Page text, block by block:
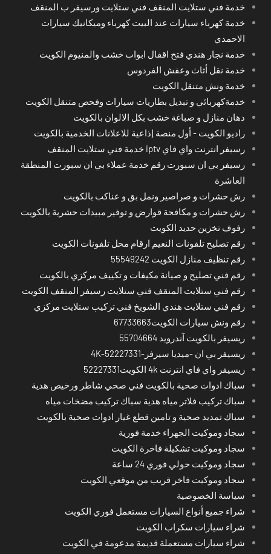
خدمة فني ستلايت المنقف فني ستلايت ورسيفر ب المنقف
خدمة كهرباء سيارات عند البيت كهرباء وميكانيك سيارات
الاحمدي
خدمة نجار هندي فتح اقفال ابواب خشب والمنيوم الكويت
خدمة نقل أثاث وعفش الفردوس
خدمة ونش متنقل الكويت
خدمةكهربائي و تبديل بطاريات سيارات وفحص متنقل الكويت
دهان منازل و صباغة خشب بكل الالوان بالكويت
راديو الكويت - أول منصة إذاعية للاعلانات الخدمية بالكويت
رسيفر انترنت واي فاي iptv خدمة فني ستلايت المنقف
رسيفر بي ان سبورت رقم خدمة عملاء بي ان سبورت المنطقة
العاشرة
رش حشرات و صراصير ونمل بق و عناكب بالكويت
رش حشرات و مكافحة قوارض و توفير مبيدات حشرية بالكويت
رفوف تخزين حديد الكويت
رقم تصليح تلفونات النعيم ارقام محل تلفونات الكويت
رقم تنظيف منازل الكويت 55549242
رقم فني تصليح و صيانة مكيفات و تكييف مركزي بالكويت
رقم فني ستلايت المنقف فني ستلايت رسيفر المنقف الكويت
رقم فني ستلايت هندي الشويخ فني تركيب ستلايت مركزي
رقم ونش سيارات الكويت67733663
ريسيفر بالكويت آندرويد 55704664
ريسيفر بي ان -ميديا سيرفر-4K-52227331
ريسيفر واي فاي انترنت 4k الكويت52227331
سباك ادوات صحية بالكويت فني صحي شاطر ورخيص هدية
سباك تركيب فلاتر مياه هدية سباك تركيب مضخات مياه
سباك تمديد صحية و تامين قطع غيار ادوات صحية بالكويت
سجاد وموكيت الجهراء خدمة فورية
سجاد وموكيت تشكيلة فاخرة الكويت
سجاد وموكيت حولي فوري 24 ساعة
سجاد وموكيت فاخر قريب من موقعي الكويت
سياسة الخصوصية
شراء جميع أنواع السيارات مستعمل فوري الكويت
شراء سيارات سكراب الكويت
شراء سيارات مستعملة قديمة مدعومة في الكويت